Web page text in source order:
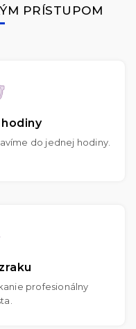
PRÍSTUPOM
do jednej hodiny.
profesionálny